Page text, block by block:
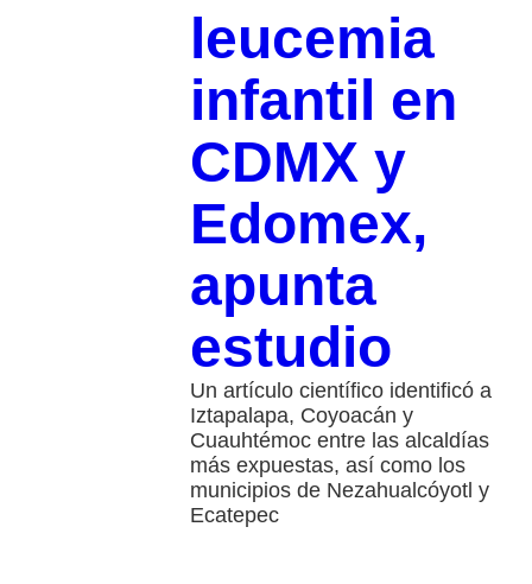
leucemia
infantil en
CDMX y
Edomex,
apunta
estudio
Un artículo científico identificó a
Iztapalapa, Coyoacán y
Cuauhtémoc entre las alcaldías
más expuestas, así como los
municipios de Nezahualcóyotl y
Ecatepec